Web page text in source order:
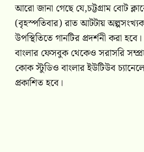
আরো জানা গেছে যে,চট্টগ্রাম বোট
(বৃহস্পতিবার) রাত আটটায়
উপস্থিতিতে গানটির প্রদর্শনী করা
বাংলার ফেসবুক থেকেও সরাসরি
কোক স্টুডিও বাংলার ইউটিউব
প্রকাশিত হবে।